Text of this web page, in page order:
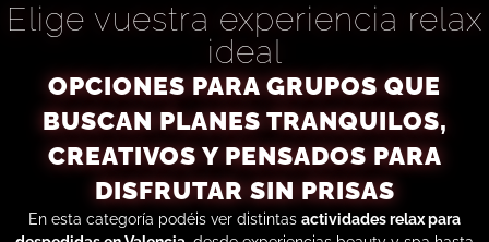
Elige vuestra experiencia relax
ideal
OPCIONES PARA GRUPOS QUE
BUSCAN PLANES TRANQUILOS,
CREATIVOS Y PENSADOS PARA
DISFRUTAR SIN PRISAS
En esta categoría podéis ver distintas actividades relax para